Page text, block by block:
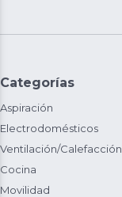
Categorías
Aspiración
Electrodomésticos
Ventilación/Calefacción
Cocina
Movilidad